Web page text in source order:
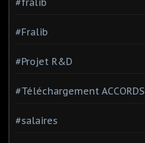
#Fralib
#Projet R&D
#Téléchargement ACCORDS
#salaires